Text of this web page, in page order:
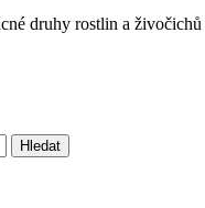
druhy rostlin a živočichů